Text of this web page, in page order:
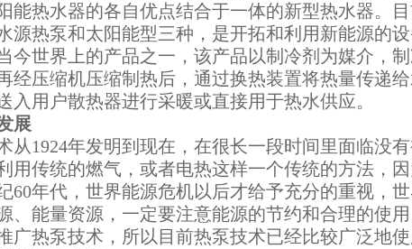
能热水器的各自优点结合于一体的新型热水器。
源热泵和太阳能型三种，是开拓和利用新能源的设
今世界上的产品之一，该产品以制冷剂为媒介，
经压缩机压缩制热后，通过换热装置将热量传递
入用户散热器进行采暖或直接用于热水供应。
展
从1924年发明到现在，在很长一段时间里面临没
用传统的燃气，或者电热这样一个传统的方法，
60年代，世界能源危机以后才给予充分的重视，
、能量资源，一定要注意能源的节约和合理的使
广热泵技术，所以目前热泵技术已经比较广泛地使